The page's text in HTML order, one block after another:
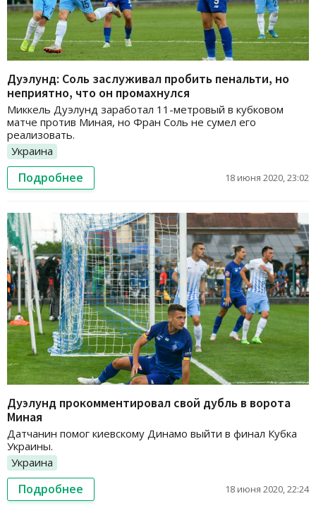
Дуэлунд: Соль заслуживал пробить пенальти, но
неприятно, что он промахнулся
Миккель Дуэлунд заработал 11-метровый в кубковом
матче против Миная, но Фран Соль не сумел его
реализовать.
Украина
Подробнее 18 июня 2020, 23:02
Дуэлунд прокомментировал свой дубль в ворота
Миная
Датчанин помог киевскому Динамо выйти в финал Кубка
Украины.
Украина
Подробнее 18 июня 2020, 22:24